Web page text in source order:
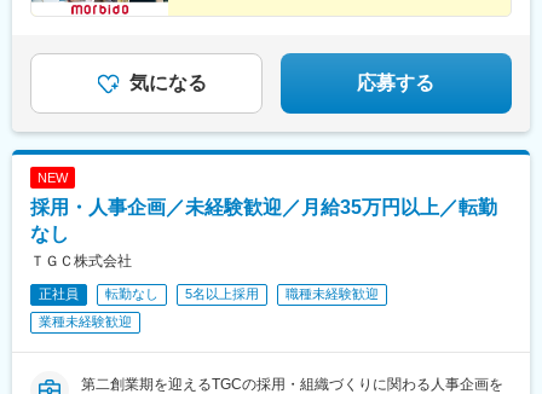
気になる 応募する
NEW
採用・人事企画／未経験歓迎／月給35万円以上／転勤
なし
ＴＧＣ株式会社
正社員 転勤なし 5名以上採用
職種未経験歓迎
業種未経験歓迎
第二創業期を迎えるTGCの採用・組織づくりに関わる人事企画を